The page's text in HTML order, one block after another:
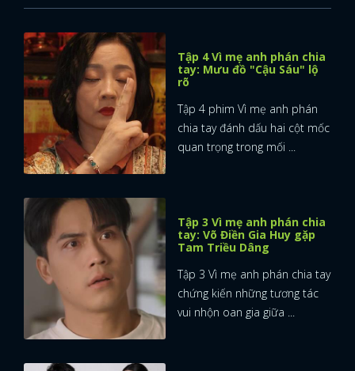
Tập 4 Vì mẹ anh phán chia
tay: Mưu đồ "Cậu Sáu" lộ
rõ
Tập 4 phim Vì mẹ anh phán
chia tay đánh dấu hai cột mốc
quan trọng trong mối ...
Tập 3 Vì mẹ anh phán chia
tay: Võ Điền Gia Huy gặp
Tam Triều Dâng
Tập 3 Vì mẹ anh phán chia tay
chứng kiến những tương tác
vui nhộn oan gia giữa ...